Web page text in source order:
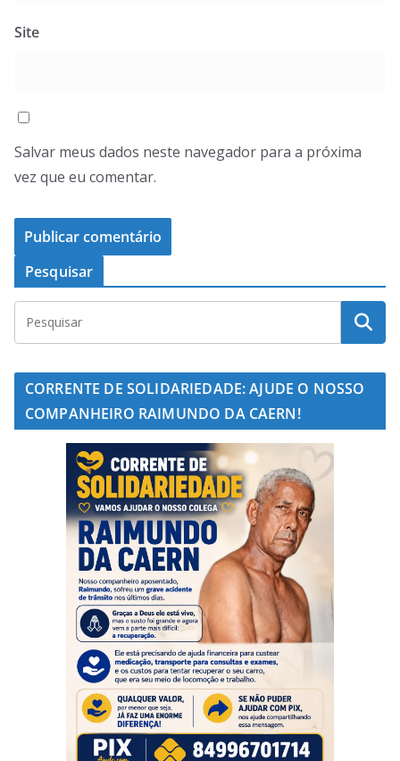
Site
Salvar meus dados neste navegador para a próxima
vez que eu comentar.
Pesquisar
CORRENTE DE SOLIDARIEDADE: AJUDE O NOSSO
COMPANHEIRO RAIMUNDO DA CAERN!